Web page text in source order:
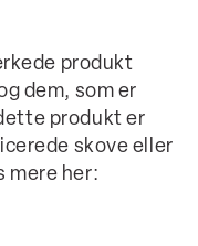
produkt
dem, som er
produkt er
skove eller
mere her: